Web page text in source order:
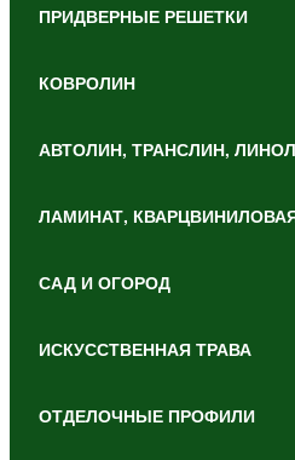
ПРИДВЕРНЫЕ РЕШЕТКИ
КОВРОЛИН
АВТОЛИН, ТРАНСЛИН,
ЛАМИНАТ,
САД И ОГОРОД
ИСКУССТВЕННАЯ ТРАВА
ОТДЕЛОЧНЫЕ ПРОФИЛИ